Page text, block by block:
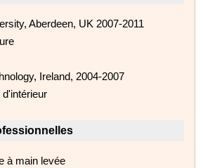
Aberdeen, UK 2007-2011
Ireland, 2004-2007
à main levée